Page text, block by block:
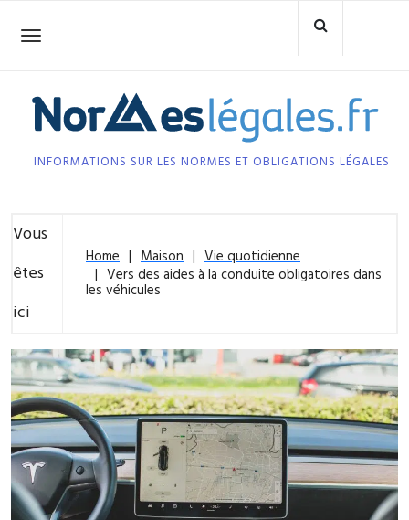
Toggle
INFORMATIONS SUR LES NORMES ET OBLIGATIONS LÉGALES
Vous
êtes
ici
Home Maison
Vie quotidienne
Vers des aides à la conduite obligatoires dans
les véhicules